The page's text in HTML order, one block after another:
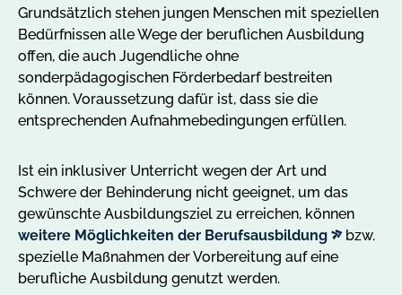
Grundsätzlich stehen jungen Menschen mit speziellen
Bedürfnissen alle Wege der beruflichen Ausbildung
offen, die auch Jugendliche ohne
sonderpädagogischen Förderbedarf bestreiten
können. Voraussetzung dafür ist, dass sie die
entsprechenden Aufnahmebedingungen erfüllen.
Ist ein inklusiver Unterricht wegen der Art und
Schwere der Behinderung nicht geeignet, um das
gewünschte Ausbildungsziel zu erreichen, können
weitere Möglichkeiten der Berufsausbildungexterner
Link
bzw.
spezielle Maßnahmen der Vorbereitung auf eine
berufliche Ausbildung genutzt werden.